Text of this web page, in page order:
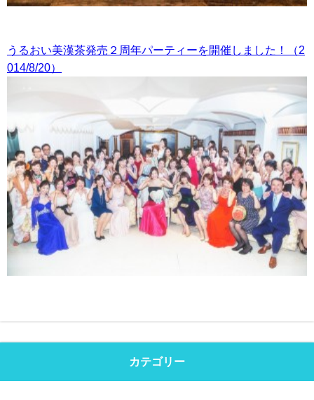
うるおい美漢茶発売２周年パーティーを開催しました！（2
014/8/20）
カテゴリー